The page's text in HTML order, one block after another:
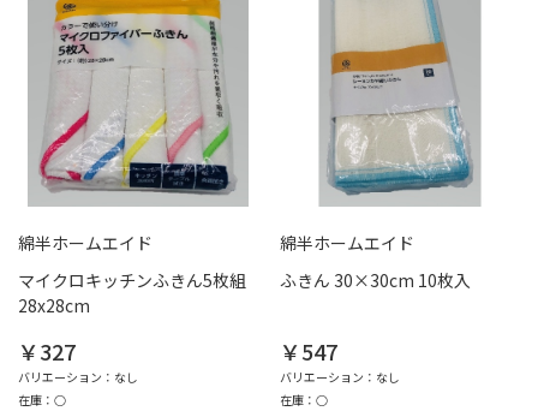
綿半ホームエイド
マイクロキッチンふきん5枚組
28x28cm
￥327
バリエーション：なし
在庫：○
綿半ホームエイド
ふきん 30×30cm 10枚入
￥547
バリエーション：なし
在庫：○